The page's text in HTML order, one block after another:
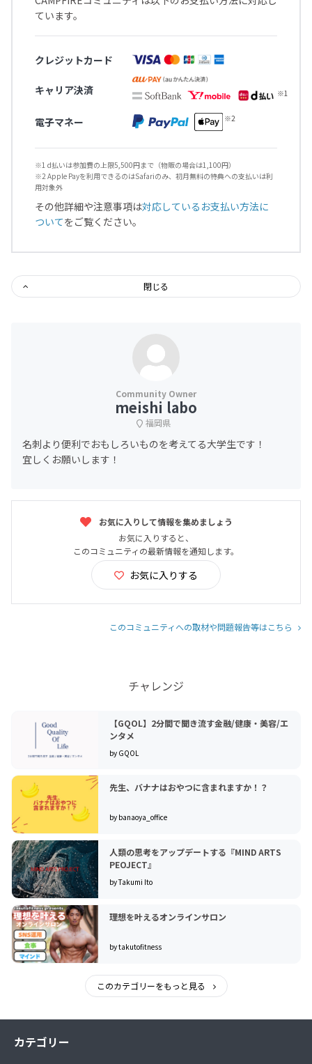
ています。
クレジットカード
キャリア決済
電子マネー
※1 d払いは参加費の上限5,500円まで（物販の場合は1,100円）
※2 Apple Payを利用できるのはSafariのみ、初月無料の特典への支払いは利
用対象外
その他詳細や注意事項は対応しているお支払い方法に
ついてをご覧ください。
閉じる
meishi labo
福岡県
名刺より便利でおもしろいものを考えてる大学生です！
宜しくお願いします！
お気に入りして情報を集めましょう
お気に入りすると、
このコミュニティの最新情報を通知します。
お気に入りする
このコミュニティへの取材や問題報告等はこちら
チャレンジ
【GQOL】2分間で聞き流す金融/健康・美容/エ
ンタメ
by GQOL
先生、バナナはおやつに含まれますか！？
by banaoya_office
人類の思考をアップデートする『MIND ARTS
PEOJECT』
by Takumi Ito
理想を叶えるオンラインサロン
by takutofitness
このカテゴリーをもっと見る
カテゴリー